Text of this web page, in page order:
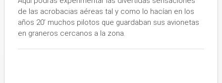
de las acrobacias aéreas tal y como lo hacían en los
años 20’ muchos pilotos que guardaban sus avionetas
en graneros cercanos a la zona.